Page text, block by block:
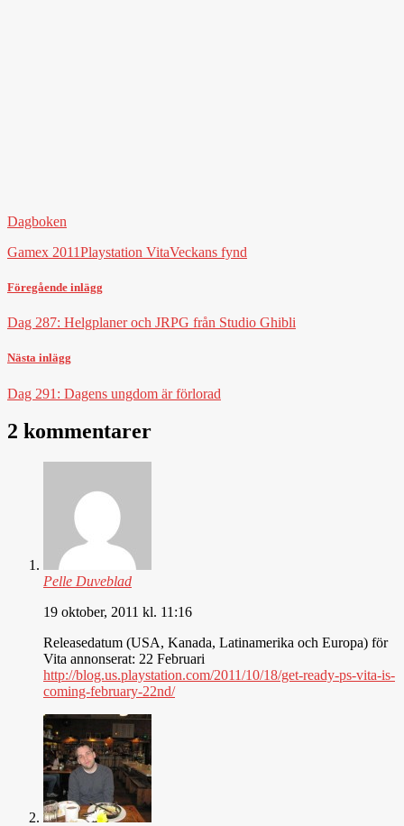
Dagboken
Gamex 2011Playstation VitaVeckans fynd
Föregående inlägg
Dag 287: Helgplaner och JRPG från Studio Ghibli
Nästa inlägg
Dag 291: Dagens ungdom är förlorad
2 kommentarer
Pelle Duveblad
19 oktober, 2011 kl. 11:16
Releasedatum (USA, Kanada, Latinamerika och Europa) för
Vita annonserat: 22 Februari
http://blog.us.playstation.com/2011/10/18/get-ready-ps-vita-is-
coming-february-22nd/